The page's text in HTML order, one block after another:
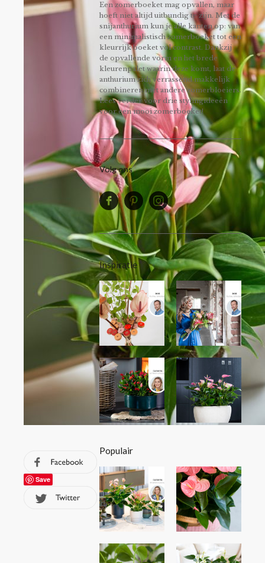
Save
Een zomerboeket mag opvallen, maar
hoeft niet altijd uitbundig te zijn. Met de
snijanthurium kun je alle kanten op: van
een minimalistisch zomerboeket tot een
kleurrijk boeket vol contrast. Dankzij
de opvallende vorm en het brede
kleurenpalet waarin deze komt, laat de
anthurium zich verrassend makkelijk
combineren met andere zomerbloeiers.
Lees verder voor drie stylingideeën
voor een mooi zomerboeket!
Volg ons
Inspiratie
Populair